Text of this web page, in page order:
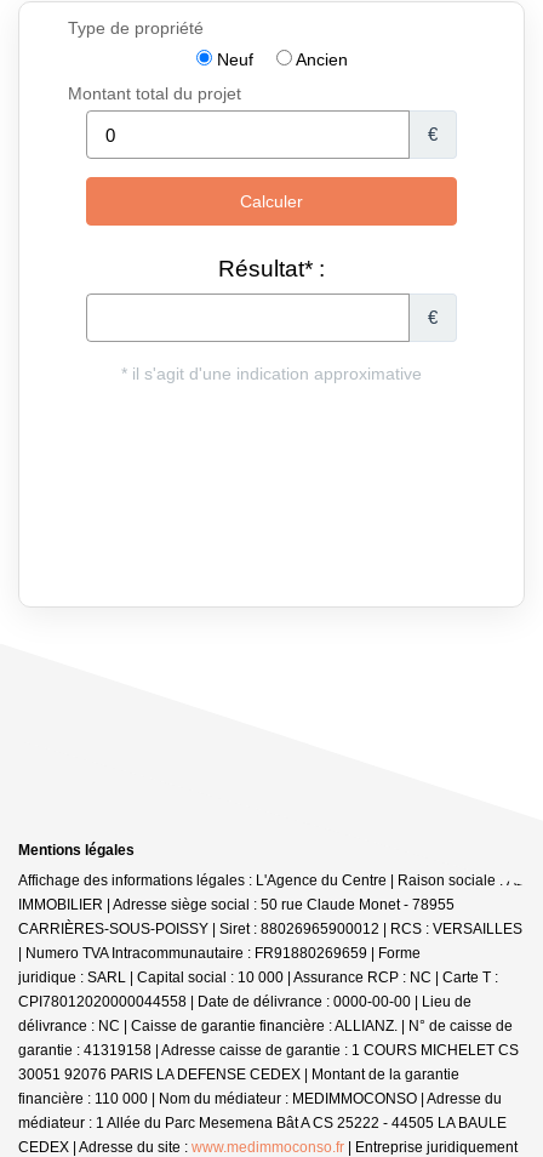
Mentions légales
Affichage des informations légales : L'Agence du Centre | Raison sociale : A2
IMMOBILIER | Adresse siège social : 50 rue Claude Monet - 78955
CARRIÈRES-SOUS-POISSY | Siret : 88026965900012 | RCS : VERSAILLES
| Numero TVA Intracommunautaire : FR91880269659 | Forme
juridique : SARL | Capital social : 10 000 | Assurance RCP : NC | Carte T :
CPI78012020000044558 | Date de délivrance : 0000-00-00 | Lieu de
délivrance : NC | Caisse de garantie financière : ALLIANZ. | N° de caisse de
garantie : 41319158 | Adresse caisse de garantie : 1 COURS MICHELET CS
30051 92076 PARIS LA DEFENSE CEDEX | Montant de la garantie
financière : 110 000 | Nom du médiateur : MEDIMMOCONSO | Adresse du
médiateur : 1 Allée du Parc Mesemena Bât A CS 25222 - 44505 LA BAULE
CEDEX | Adresse du site : www.medimmoconso.fr | Entreprise juridiquement